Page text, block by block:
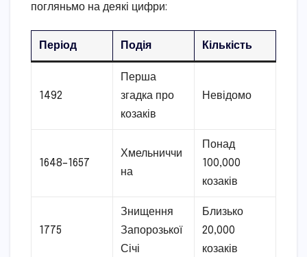
погляньмо на деякі цифри:
Період Подія Кількість
1492
Перша
згадка про
козаків
Невідомо
1648–1657
Хмельниччи
на
Понад
100,000
козаків
1775
Знищення
Запорозької
Січі
Близько
20,000
козаків